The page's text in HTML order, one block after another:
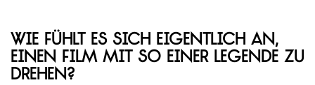
Wie fühlt es sich eigentlich an,
einen Film mit so einer Legende zu
drehen?